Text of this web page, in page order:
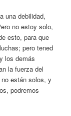
una debilidad,
no estoy solo,
esto, para que
pero tened
los demás
la fuerza del
están solos, y
podremos